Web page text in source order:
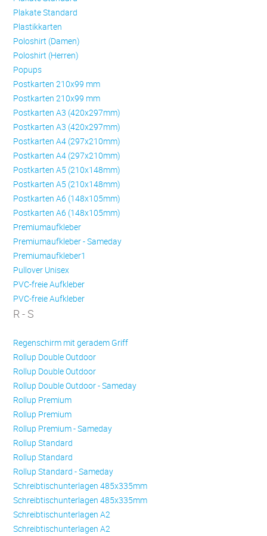
Plakate Standard
Plastikkarten
Poloshirt (Damen)
Poloshirt (Herren)
Popups
Postkarten 210x99 mm
Postkarten 210x99 mm
Postkarten A3 (420x297mm)
Postkarten A3 (420x297mm)
Postkarten A4 (297x210mm)
Postkarten A4 (297x210mm)
Postkarten A5 (210x148mm)
Postkarten A5 (210x148mm)
Postkarten A6 (148x105mm)
Postkarten A6 (148x105mm)
Premiumaufkleber
Premiumaufkleber - Sameday
Premiumaufkleber1
Pullover Unisex
PVC-freie Aufkleber
PVC-freie Aufkleber
R - S
Regenschirm mit geradem Griff
Rollup Double Outdoor
Rollup Double Outdoor
Rollup Double Outdoor - Sameday
Rollup Premium
Rollup Premium
Rollup Premium - Sameday
Rollup Standard
Rollup Standard
Rollup Standard - Sameday
Schreibtischunterlagen 485x335mm
Schreibtischunterlagen 485x335mm
Schreibtischunterlagen A2
Schreibtischunterlagen A2